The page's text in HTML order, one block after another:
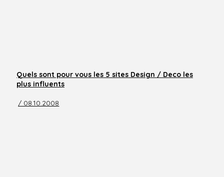
Quels sont pour vous les 5 sites Design / Deco les
plus influents
/ 08.10.2008